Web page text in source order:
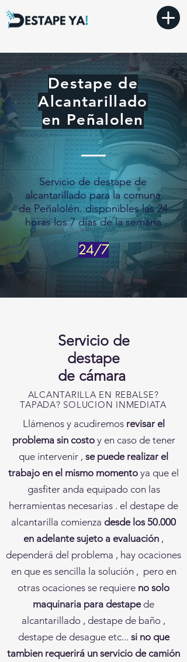
Destape de
Alcantarillado
en Peñalolen
Servicio de destape de
alcantarillado para la comuna
de Peñalolén. disponibles las 24
horas los 7 días de la semana
24/7
Servicio de
destape
de cámara
ALCANTARILLA EN REBALSE?
TAPADA? SOLUCION INMEDIATA
Llámenos y acudiremos revisar el
problema sin costoy en caso de tener
que intervenir , se puede realizar el
trabajo en el mismo momento ya que el
gasfiter anda equipado con las
herramientas necesarias . el destape de
alcantarilla comienza desde los 50.000
en adelante sujeto a evaluación ,
dependerá del problema , hay ocaciones
en que es sencilla la solución , pero en
otras ocaciones se requiere no solo
maquinaria para destapede
alcantarillado , destape de baño ,
destape de desague etc... si no que
tambien requerirá un servicio de camión